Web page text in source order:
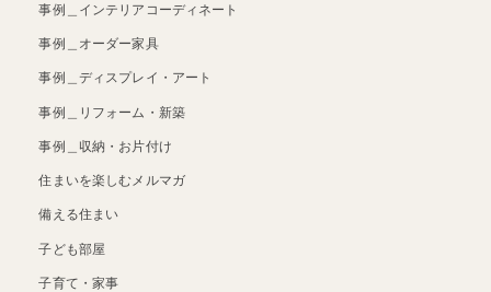
事例＿インテリアコーディネート
事例＿オーダー家具
事例＿ディスプレイ・アート
事例＿リフォーム・新築
事例＿収納・お片付け
住まいを楽しむメルマガ
備える住まい
子ども部屋
子育て・家事